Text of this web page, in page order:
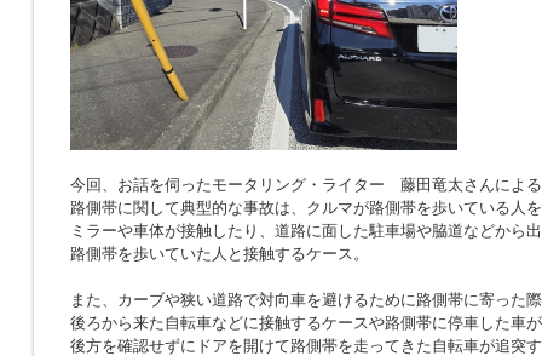
今回、お話を伺ったモータリング・ライター 藤田竜太さんによ
路側帯に関して典型的な事故は、クルマが路側帯を歩いている人
ミラーや車体が接触したり、道路に面した駐車場や脇道などから
路側帯を歩いていた人と接触するケース。
また、カーブや狭い道路で対向車を避けるために路側帯に寄った
後ろから来た自転車などに接触するケースや路側帯に停車した車
後方を確認せずにドアを開けて路側帯を走ってきた自転車が追突